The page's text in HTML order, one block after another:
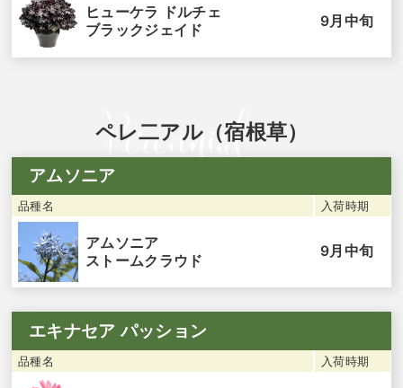
ヒューケラ ドルチェ
ブラックジェイド
9月中旬
ペレ二アル（宿根草）
アムソニア
品種名 入荷時期
アムソニア
ストームクラウド
9月中旬
エキナセア パッション
品種名 入荷時期